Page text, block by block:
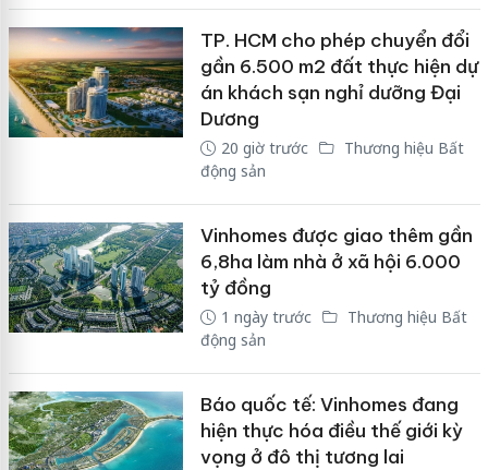
TP. HCM cho phép chuyển đổi
gần 6.500 m2 đất thực hiện dự
án khách sạn nghỉ dưỡng Đại
Dương
20 giờ trước
Thương hiệu Bất
động sản
Vinhomes được giao thêm gần
6,8ha làm nhà ở xã hội 6.000
tỷ đồng
1 ngày trước
Thương hiệu Bất
động sản
Báo quốc tế: Vinhomes đang
hiện thực hóa điều thế giới kỳ
vọng ở đô thị tương lai